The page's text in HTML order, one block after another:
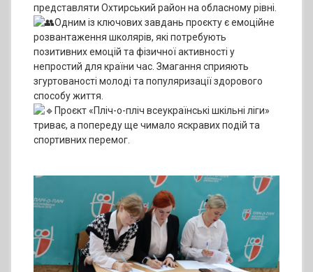
представляти Охтирський район на обласному рівні.
Одним із ключових завдань проєкту є емоційне
розвантаження школярів, які потребують
позитивних емоцій та фізичної активності у
непростий для країни час. Змагання сприяють
згуртованості молоді та популяризації здорового
способу життя.
Проєкт «Пліч-о-пліч всеукраїнські шкільні ліги»
триває, а попереду ще чимало яскравих подій та
спортивних перемог.